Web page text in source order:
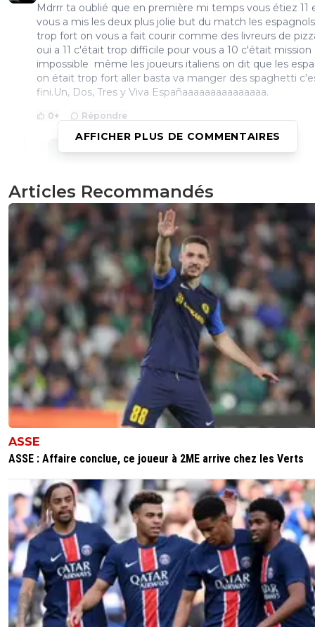
Mdrrr ta oublié que en première mi temps vous étiez 11
vous a mis les deux plus jolie but du match les
trop fort on vous a fait courir comme des livreurs de
oui a 11 c'était trop difficile pour vous a 10 c'était mission
impossible même les joueurs italiens on dit que les
on était trop fort aller basta va manger des spaghetti
fini.Un, Dos, Tres y Viva Españaaaaaaaaaaaaaaa.
0+ Répondre
a fait courir comme des livreurs de pizza" Tu était
terrain ?
0 Répondre
sonni-pa 02 juillet 2012 à 11:02 0
si l italie etait a 11 ils auraient remonté les 2 buts et ca
monde le sait a moin que nous n ayons pas vue le
match.hier ,c est un peut comme si je boxer contre un
avec un bras cassè,si je gagne,je n ais aucun
moi,l espagne a eu de la chance et a proffité de la
italienne hier,ne nous menton pas a nous meme,
0 Répondre
nicooo-lacazmonb-bew 02 juillet 2012 à 10:09
pour moi, il y a 2-0.
Répondre
nicooo-lacazmonb-bew 02 juillet 2012 à 10:08 +0
sur la blessure de motta, je pense qu'il se claque pcq il
pas échauffé correctement.mais on a bien vu que la
azzura était à bout de force, ils ont tout donné contre les
allemands, pirlo et de rossi étaient cuits !
0 Répondre
pirloilmaestro 02 juillet 2012 à 9:14 0
AFFICHER PLUS DE COMMENTAIRES
Articles Recommandés
ASSE
ASSE : Affaire conclue, ce joueur à 2ME arrive chez les Verts